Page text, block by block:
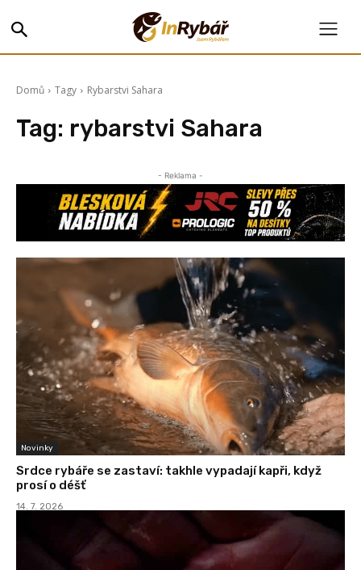
Domů Tagy Rybarstvi Sahara
Tag: rybarstvi Sahara
- Reklama -
Novinky
Srdce rybáře se zastaví: takhle vypadají kapři, když
prosí o déšť
14. 7. 2026